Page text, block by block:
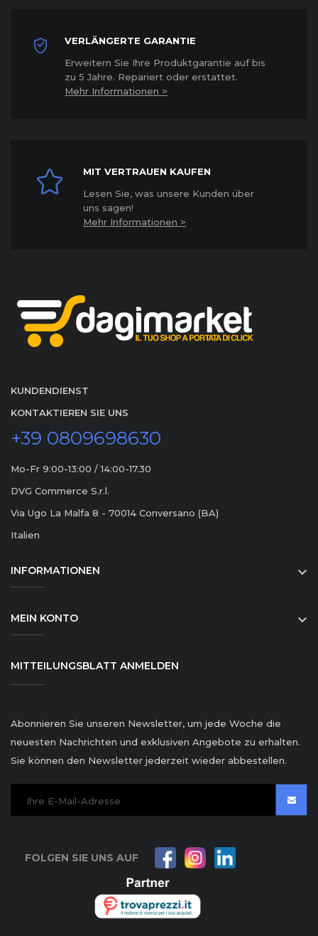
VERLÄNGERTE GARANTIE
Erweitern Sie Ihre Produktgarantie auf bis
zu 5 Jahre. Repariert oder erstattet.
Mehr Informationen >
MIT VERTRAUEN KAUFEN
Lesen Sie, was unsere Kunden über
uns sagen!
Mehr Informationen >
KUNDENDIENST
KONTAKTIEREN SIE UNS
+39 0809698630
Mo-Fr 9:00-13:00 / 14:00-17.30
DVG Commerce S.r.l.
Via Ugo La Malfa 8 - 70014 Conversano (BA)
Italien
INFORMATIONEN 
MEIN KONTO 
MITTEILUNGSBLATT ANMELDEN
Abonnieren Sie unseren Newsletter, um jede Woche die
neuesten Nachrichten und exklusiven Angebote zu erhalten.
Sie können den Newsletter jederzeit wieder abbestellen.
FOLGEN SIE UNS AUF